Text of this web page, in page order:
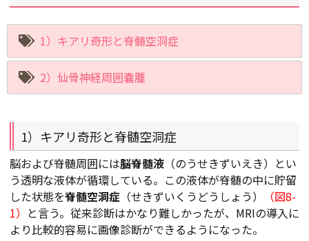
1）キアリ奇形と脊髄空洞症
2）仙骨神経周囲嚢腫
1）キアリ奇形と脊髄空洞症
脳および脊髄周囲には脳脊髄液 （のうせきずいえき）とい
う透明な液体が循環している。この液体が脊髄の中に貯留
した状態を脊髄空洞症 （せきずいくうどうしょう）
（図8-
1） と言う。従来診断はかなり難しかったが、MRIの導入に
より比較的容易に画像診断ができるようになった。